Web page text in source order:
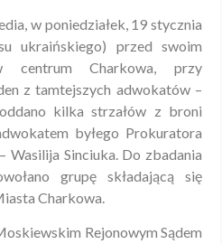
w poniedziałek, 19 stycznia
ukraińskiego) przed swoim
centrum Charkowa, przy
z tamtejszych adwokatów –
kilka strzałów z broni
byłego Prokuratora
Wasilija Sinciuka. Do zbadania
grupę składającą się
Charkowa.
Rejonowym Sądem